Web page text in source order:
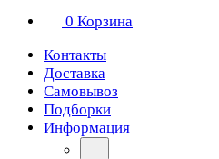
0 Корзина
Контакты
Доставка
Самовывоз
Подборки
Информация